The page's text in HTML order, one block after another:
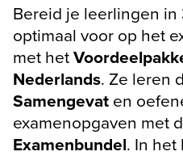
Bereid je leerlingen in
optimaal voor op het
met het
Nederlands. Ze leren
Samengevaten
examenopgaven met
Examenbundel. In